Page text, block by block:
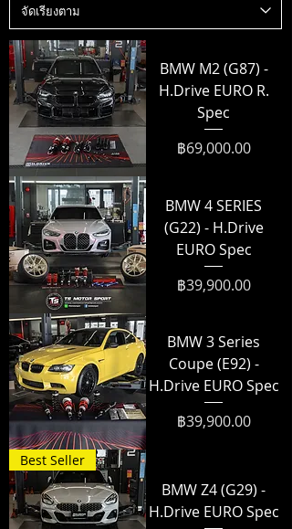
BMW M2 (G87) -
H.Drive EURO R.
Spec
ราคา
฿69,000.00
BMW 4 SERIES
(G22) - H.Drive
EURO Spec
ราคา
฿39,900.00
BMW 3 Series
Coupe (E92) -
H.Drive EURO Spec
ราคา
฿39,900.00
Best Seller
BMW Z4 (G29) -
H.Drive EURO Spec